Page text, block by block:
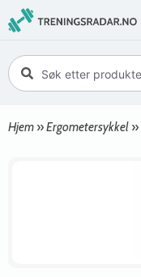
Hjem »Ergometersykkel »